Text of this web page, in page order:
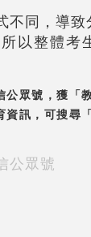
不同，導
以整體考
公眾號，獲「
訊，可搜尋
公眾號